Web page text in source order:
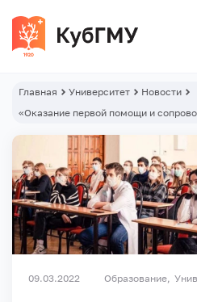
Главная Университет
Новости
«Оказание первой помощи и
09.03.2022 Образование